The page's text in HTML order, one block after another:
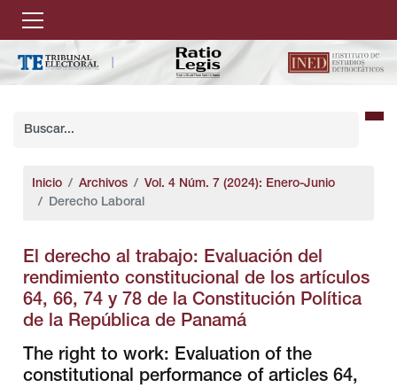
Inicio Archivos
Vol. 4 Núm. 7 (2024): Enero-Junio
Derecho Laboral
El derecho al trabajo: Evaluación del
rendimiento constitucional de los artículos
64, 66, 74 y 78 de la Constitución Política
de la República de Panamá
The right to work: Evaluation of the
constitutional performance of articles 64,